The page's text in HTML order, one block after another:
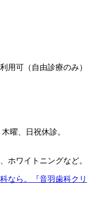
用可（自由診療のみ）
曜、日祝休診。
ホワイトニングなど。